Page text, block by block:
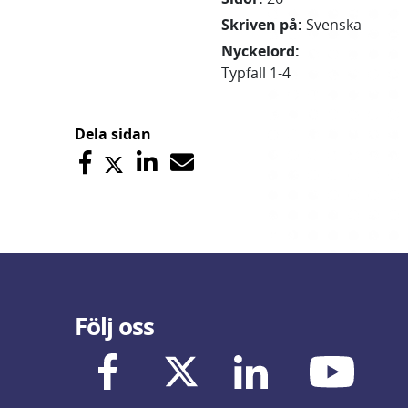
Skriven på: Svenska
Nyckelord:
Typfall 1-4
Dela sidan
Följ oss